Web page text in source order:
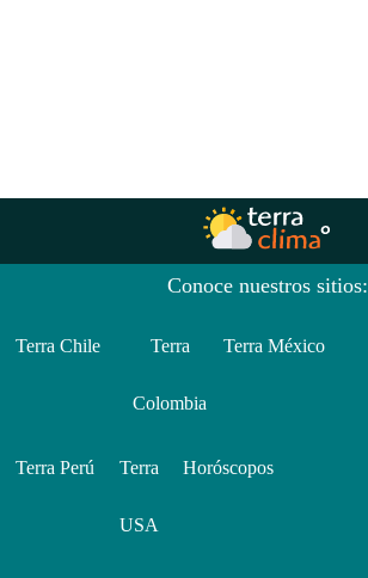
Conoce nuestros sitios:
Terra Chile Terra
Colombia
Terra México
Terra Perú Terra
USA
Horóscopos